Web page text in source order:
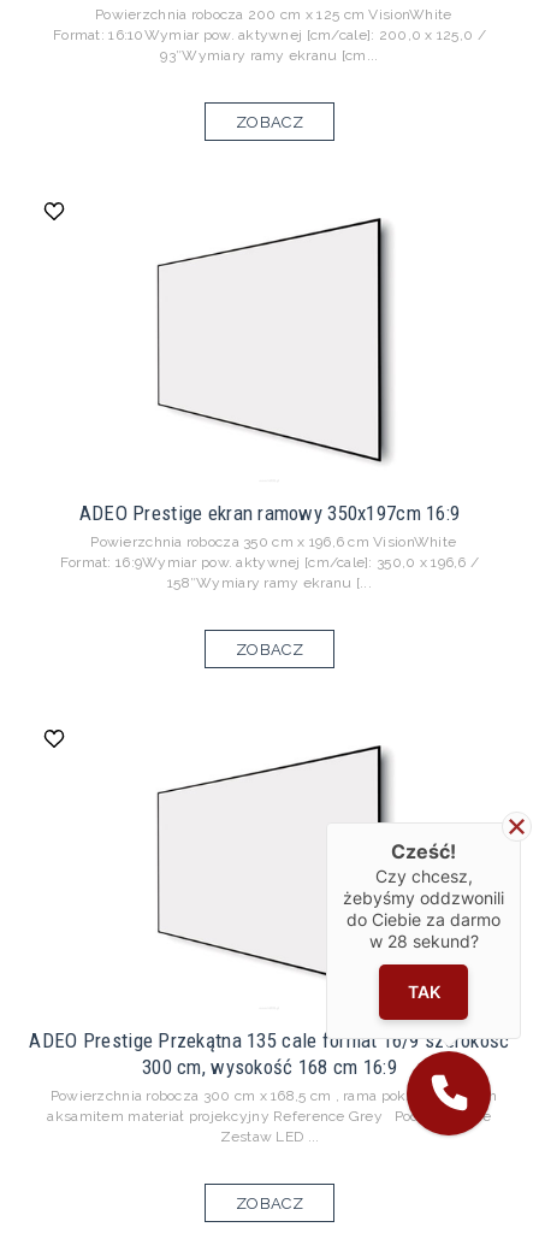
Powierzchnia robocza 200 cm x 125 cm VisionWhite
Format: 16:10Wymiar pow. aktywnej [cm/cale]: 200,0 x 125,0 /
93″Wymiary ramy ekranu [cm...
ZOBACZ
ADEO Prestige ekran ramowy 350x197cm 16:9
Powierzchnia robocza 350 cm x 196,6 cm VisionWhite
Format: 16:9Wymiar pow. aktywnej [cm/cale]: 350,0 x 196,6 /
158″Wymiary ramy ekranu [...
ZOBACZ
ADEO Prestige Przekątna 135 cale format 16/9 szerokość
300 cm, wysokość 168 cm 16:9
Powierzchnia robocza 300 cm x 168,5 cm , rama pokryta czarnym
aksamitem materiał projekcyjny Reference Grey Podświetlenie
Zestaw LED ...
ZOBACZ
Cześć!
Czy chcesz,
żebyśmy oddzwonili
do Ciebie za darmo
w 28 sekund?
TAK